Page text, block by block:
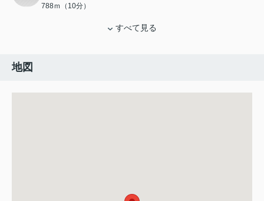
788ｍ（10分）
すべて見る
地図